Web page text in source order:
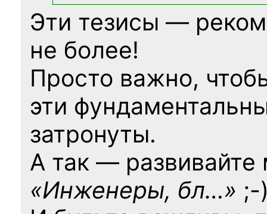
Эти тезисы —
не более!
Просто важно,
эти
затронуты.
А так — развивайте
«Инженеры, бл…» ;-